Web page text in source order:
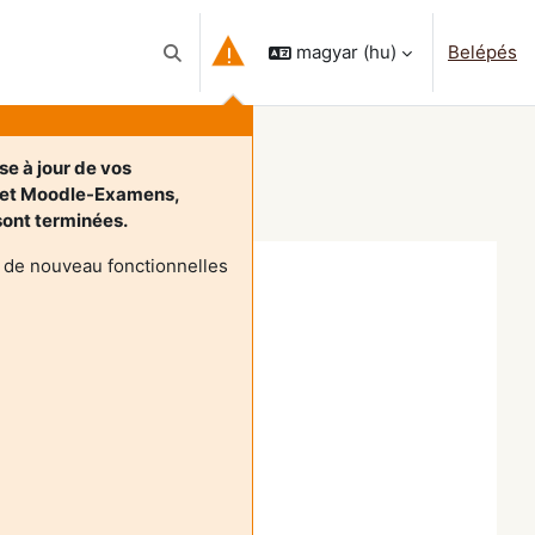
Keresési bemeneti adatok váltása
à jour de vos
Moodle-Examens,
terminées.
nouveau fonctionnelles
magyar ‎(hu)‎ Belépés